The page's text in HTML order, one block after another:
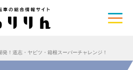
！道志・ヤビツ・箱根スーパーチャレンジ！